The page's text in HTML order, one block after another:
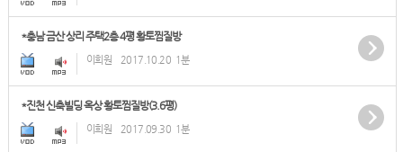
*충남 금산 상리 주택2층 4평 황토찜질방
이희원 2017.10.20 1분
*진천 신축빌딩 옥상 황토찜질방(3.6평)
이희원 2017.09.30 1분